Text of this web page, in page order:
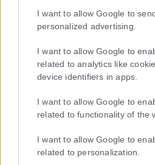
I want to allow Google to
personalized advertising.
I want to allow Google to
related to analytics like
device identifiers in apps.
I want to allow Google to
related to functionality of the
I want to allow Google to
related to personalization.
ΤΑ ΠΡΩΤΟΣΕΛΙΔΑ